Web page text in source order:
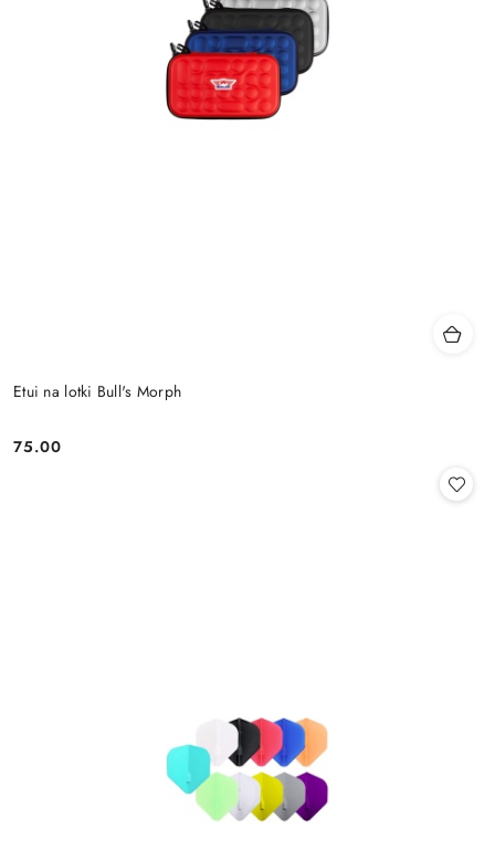
Etui na lotki Bull's Morph
Cena:
75.00